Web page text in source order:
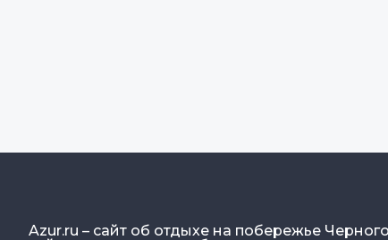
Azur.ru – сайт об отдыхе на побережье